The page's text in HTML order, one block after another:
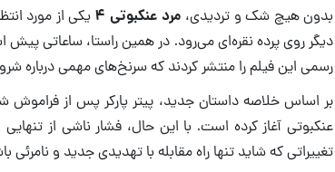
بدون هیچ شک و تردیدی، مرد عنکبوتی ۴
یکی از مورد
دیگر روی پرده نقره‌ای می‌رود. در همین راستا، ساعاتی
رسمی این فیلم را منتشر کردند که سرنخ‌های مهمی درباره
بر اساس خلاصه داستان جدید، پیتر پارکر پس از
عنکبوتی آغاز کرده است. با این حال، فشار ناشی از
تغییراتی که شاید تنها راه مقابله با تهدیدی جدید و نامرئی